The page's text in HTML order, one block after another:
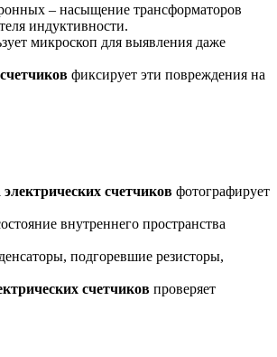
– насыщение трансформаторов
индуктивности.
микроскоп для выявления даже
фиксирует эти повреждения на
электрических счетчиков фотографирует
внутреннего пространства
подгоревшие резисторы,
счетчиков проверяет